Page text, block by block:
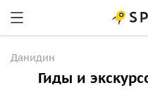
Данидин
Гиды и